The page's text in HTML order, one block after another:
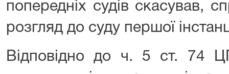
попередніх судів скасував,
розгляд до суду першої
Відповідно до ч. 5 ст. 74